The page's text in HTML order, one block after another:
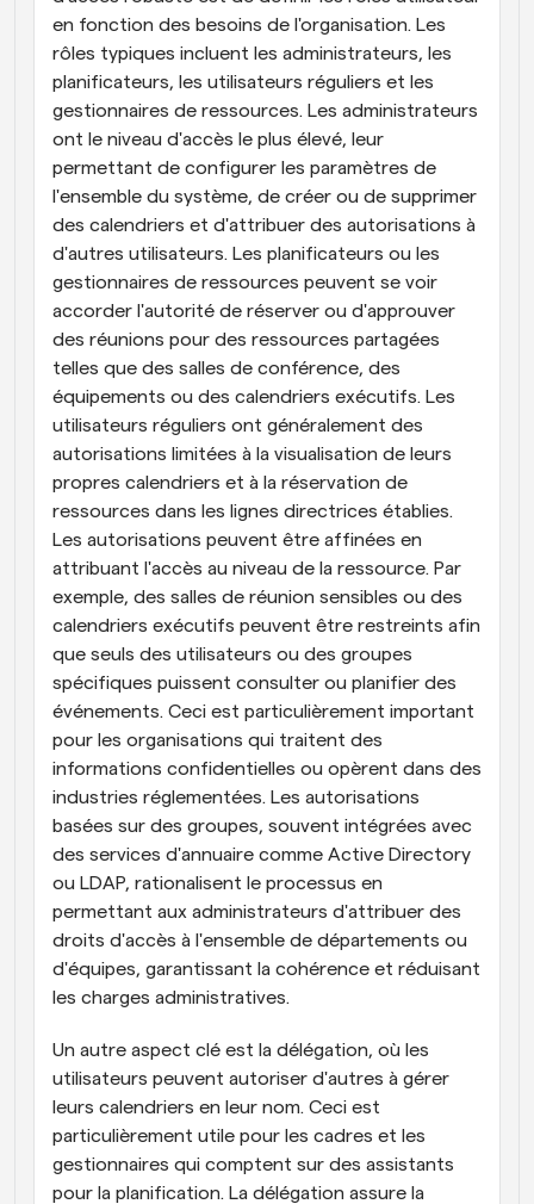
en fonction des besoins de l'organisation. Les
rôles typiques incluent les administrateurs, les
planificateurs, les utilisateurs réguliers et les
gestionnaires de ressources. Les administrateurs
ont le niveau d'accès le plus élevé, leur
permettant de configurer les paramètres de
l'ensemble du système, de créer ou de supprimer
des calendriers et d'attribuer des autorisations à
d'autres utilisateurs. Les planificateurs ou les
gestionnaires de ressources peuvent se voir
accorder l'autorité de réserver ou d'approuver
des réunions pour des ressources partagées
telles que des salles de conférence, des
équipements ou des calendriers exécutifs. Les
utilisateurs réguliers ont généralement des
autorisations limitées à la visualisation de leurs
propres calendriers et à la réservation de
ressources dans les lignes directrices établies.
Les autorisations peuvent être affinées en
attribuant l'accès au niveau de la ressource. Par
exemple, des salles de réunion sensibles ou des
calendriers exécutifs peuvent être restreints afin
que seuls des utilisateurs ou des groupes
spécifiques puissent consulter ou planifier des
événements. Ceci est particulièrement important
pour les organisations qui traitent des
informations confidentielles ou opèrent dans des
industries réglementées. Les autorisations
basées sur des groupes, souvent intégrées avec
des services d'annuaire comme Active Directory
ou LDAP, rationalisent le processus en
permettant aux administrateurs d'attribuer des
droits d'accès à l'ensemble de départements ou
d'équipes, garantissant la cohérence et réduisant
les charges administratives.
Un autre aspect clé est la délégation, où les
utilisateurs peuvent autoriser d'autres à gérer
leurs calendriers en leur nom. Ceci est
particulièrement utile pour les cadres et les
gestionnaires qui comptent sur des assistants
pour la planification. La délégation assure la